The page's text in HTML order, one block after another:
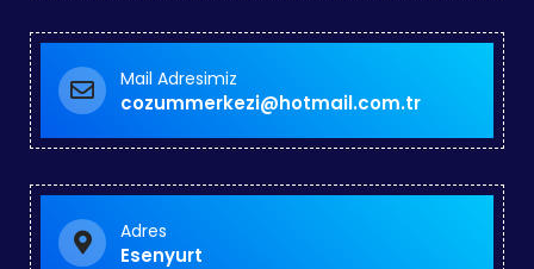
Mail Adresimiz
cozummerkezi@hotmail.com.tr
Adres
Esenyurt